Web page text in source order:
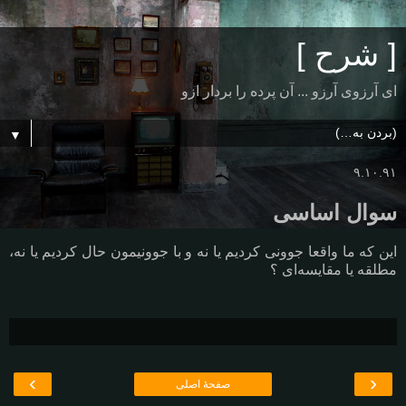
[ شرح ]
ای آرزوی آرزو ... آن پرده را بردار ازو
▼
۹.۱۰.۹۱
سوال اساسی
این که ما واقعا جوونی کردیم یا نه و با جوونیمون حال کردیم یا نه،
مطلقه یا مقایسه‌ای ؟
‹
› صفحهٔ اصلی